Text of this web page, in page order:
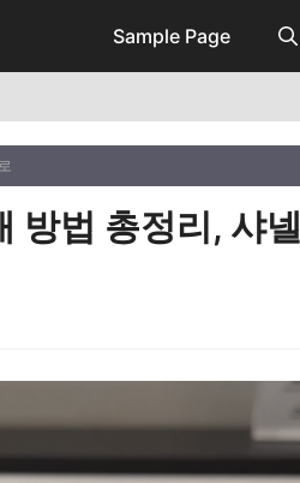
Sample Page
방법 총정리, 샤넬